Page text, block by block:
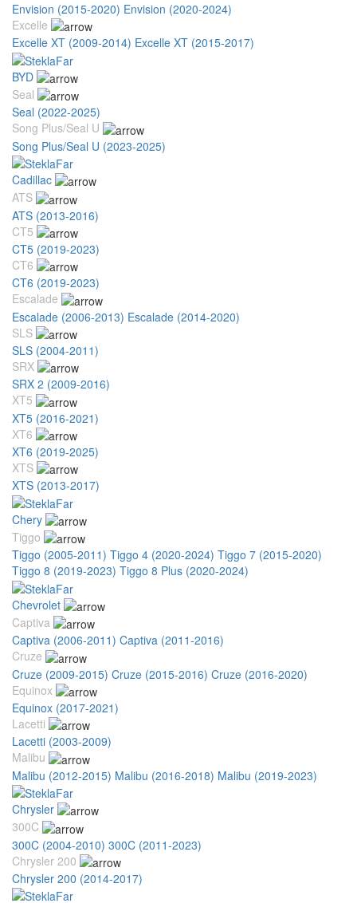
Envision (2015-2020) Envision (2020-2024)
Excelle
Excelle XT (2009-2014) Excelle XT (2015-2017)
BYD
Seal
Seal (2022-2025)
Song Plus/Seal U
Song Plus/Seal U (2023-2025)
Cadillac
ATS
ATS (2013-2016)
CT5
CT5 (2019-2023)
CT6
CT6 (2019-2023)
Escalade
Escalade (2006-2013) Escalade (2014-2020)
SLS
SLS (2004-2011)
SRX
SRX 2 (2009-2016)
XT5
XT5 (2016-2021)
XT6
XT6 (2019-2025)
XTS
XTS (2013-2017)
Chery
Tiggo
Tiggo (2005-2011) Tiggo 4 (2020-2024) Tiggo 7 (2015-2020)
Tiggo 8 (2019-2023) Tiggo 8 Plus (2020-2024)
Chevrolet
Captiva
Captiva (2006-2011) Captiva (2011-2016)
Cruze
Cruze (2009-2015) Cruze (2015-2016) Cruze (2016-2020)
Equinox
Equinox (2017-2021)
Lacetti
Lacetti (2003-2009)
Malibu
Malibu (2012-2015) Malibu (2016-2018) Malibu (2019-2023)
Chrysler
300C
300C (2004-2010) 300C (2011-2023)
Chrysler 200
Chrysler 200 (2014-2017)